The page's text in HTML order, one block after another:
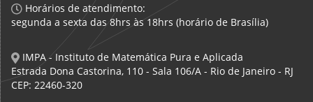
Horários de atendimento:
segunda a sexta das 8hrs às 18hrs (horário de Brasília)
IMPA - Instituto de Matemática Pura e Aplicada
Estrada Dona Castorina, 110 - Sala 106/A - Rio de Janeiro - RJ
CEP: 22460-320